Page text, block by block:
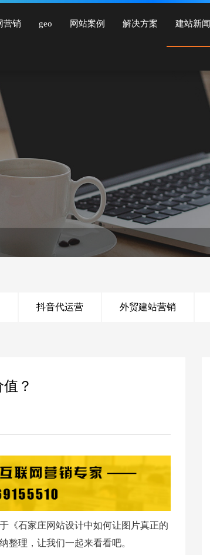
营销 geo 网站案例 解决方案 建站新闻
抖音代运营 外贸建站营销
？
《石家庄网站设计中如何让图片真正的
整理，让我们一起来看看吧。